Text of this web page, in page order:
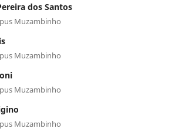
dos Santos
Muzambinho
Muzambinho
Muzambinho
Muzambinho